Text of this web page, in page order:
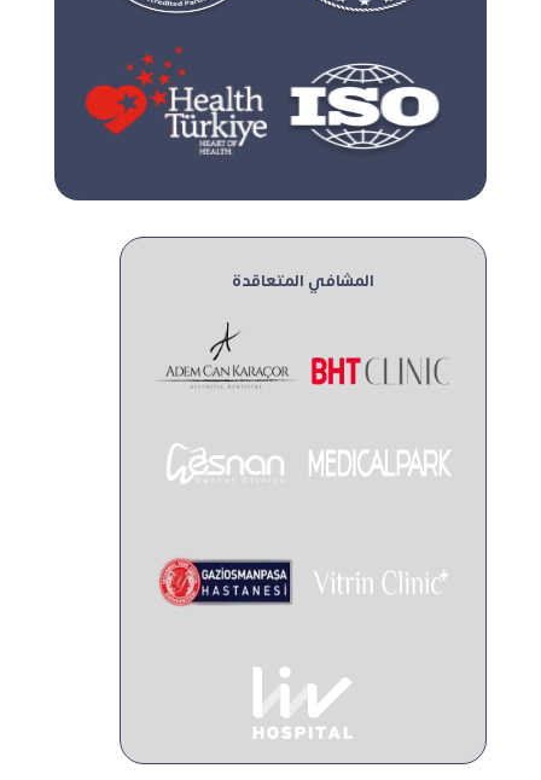
المشافي المتعاقدة